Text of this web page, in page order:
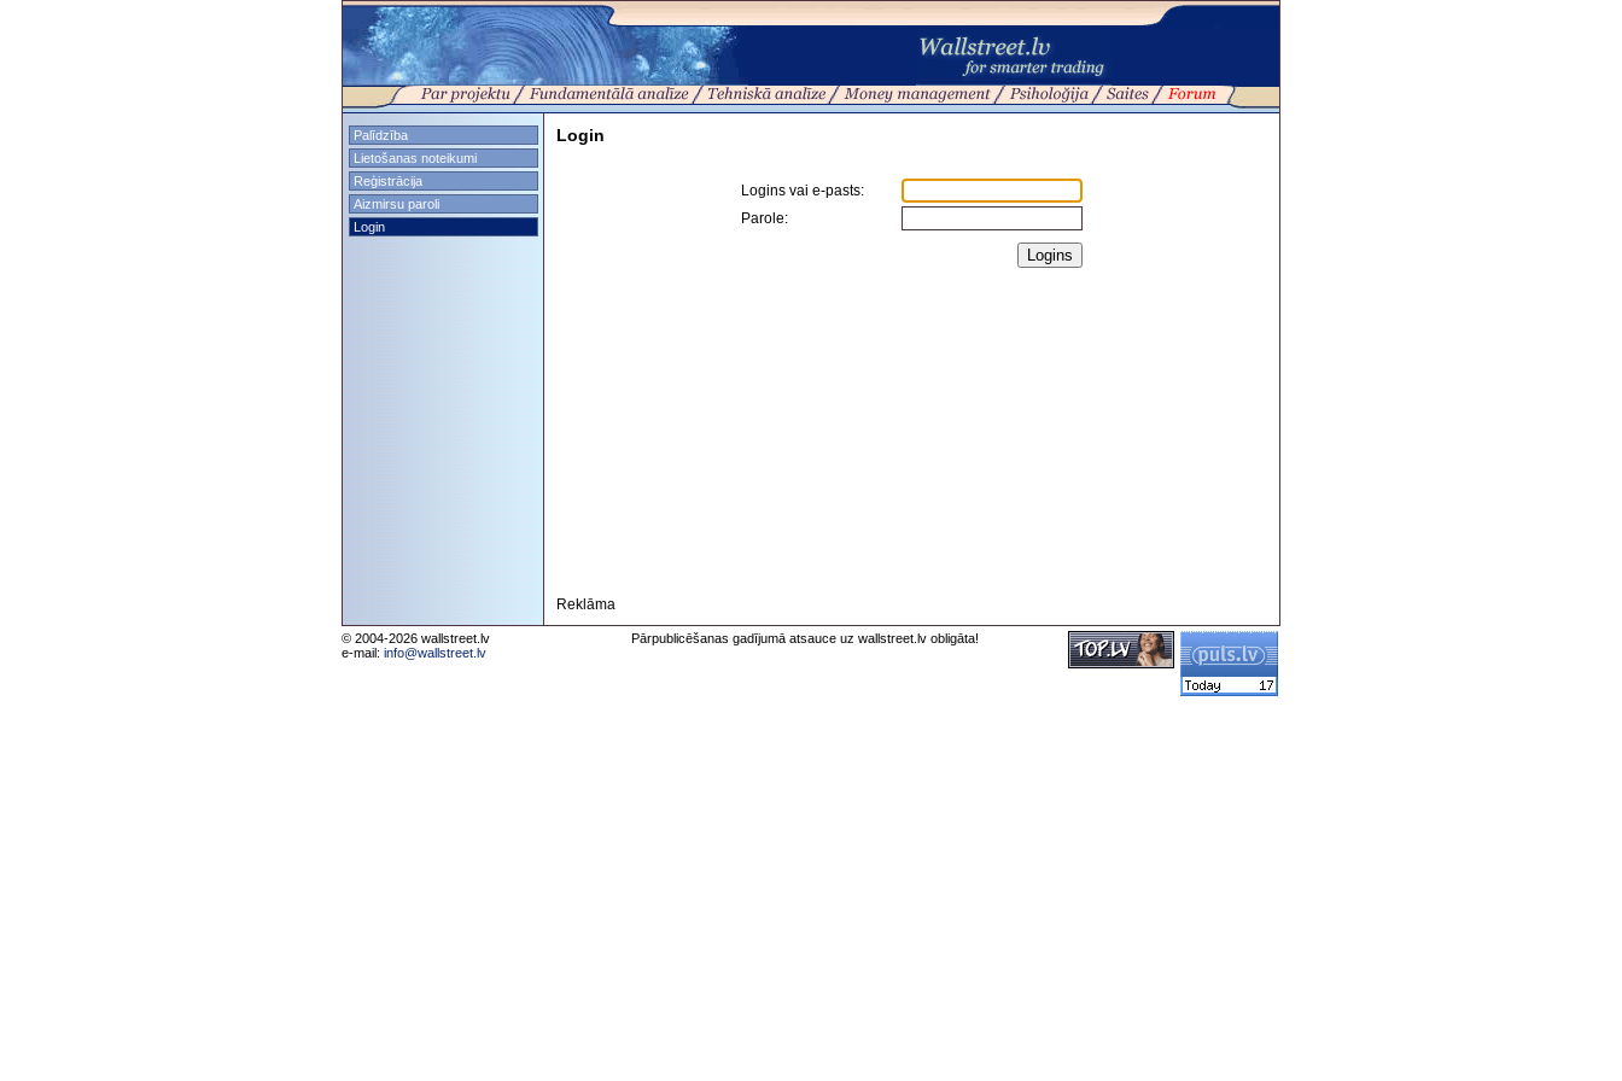
Palīdzība
Lietošanas noteikumi
Reģistrācija
Aizmirsu paroli
Login
Login
Logins vai e-pasts:
Parole:
Reklāma
© 2004-2026 wallstreet.lv
e-mail: info@wallstreet.lv
Pārpublicēšanas gadījumā atsauce uz wallstreet.lv obligāta!